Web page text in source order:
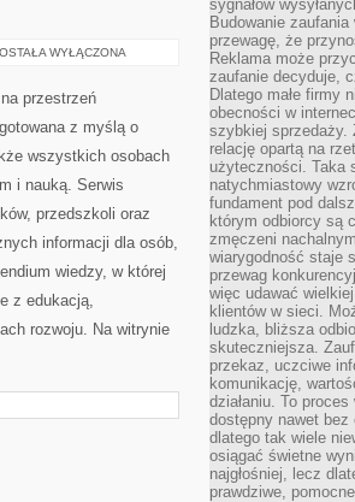
WYŁĄCZONA
przestrzeń
z myślą o
wszystkich osobach
i nauką. Serwis
przedszkoli oraz
informacji dla osób,
wiedzy, w której
z edukacją,
rozwoju. Na witrynie
sygnałów
Budowanie
przewagę, że
Reklama może
zaufanie decyduje,
Dlatego małe firmy
obecności w
szybkiej sprzedaży.
relację opartą na
użyteczności. Taka
natychmiastowy
fundament pod
którym odbiorcy są
zmęczeni
wiarygodność staje
przewag
więc udawać
klientów w sieci.
ludzka, bliższa
skuteczniejsza.
przekaz, uczciwe
komunikację,
działaniu. To
dostępny nawet bez
dlatego tak wiele
osiągać świetne
najgłośniej, lecz
prawdziwe,